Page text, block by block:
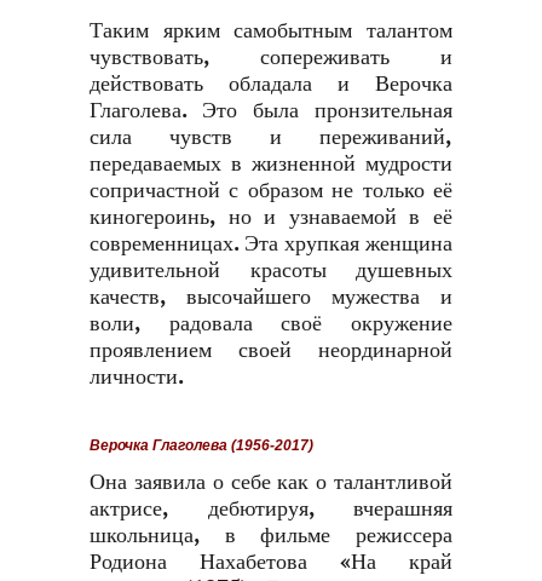
Таким ярким самобытным талантом
чувствовать, сопереживать и
действовать обладала и Верочка
Глаголева. Это была пронзительная
сила чувств и переживаний,
передаваемых в жизненной мудрости
сопричастной с образом не только её
киногероинь, но и узнаваемой в её
современницах. Эта хрупкая женщина
удивительной красоты душевных
качеств, высочайшего мужества и
воли, радовала своё окружение
проявлением своей неординарной
личности.
Верочка Глаголева (1956-2017)
Она заявила о себе как о талантливой
актрисе, дебютируя, вчерашняя
школьница, в фильме режиссера
Родиона Нахабетова «На край